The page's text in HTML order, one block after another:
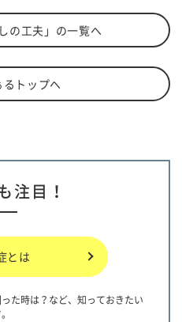
の工夫」の一覧へ
トップへ
注目！
とは
た時は？など、知っておきたい